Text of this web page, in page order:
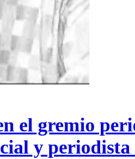
el gremio
y